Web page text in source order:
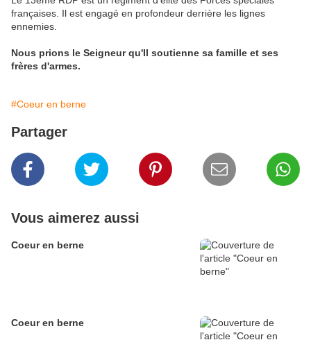
françaises. Il est engagé en profondeur derrière les lignes
ennemies.
Nous prions le Seigneur qu'Il soutienne sa famille et ses
frères d'armes.
#Coeur en berne
Partager
Vous aimerez aussi
Coeur en berne
Coeur en berne